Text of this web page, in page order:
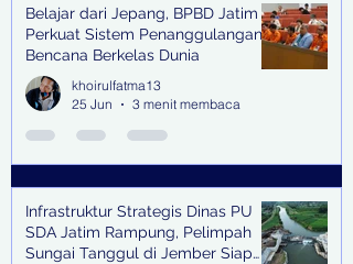
Belajar dari Jepang, BPBD Jatim
Perkuat Sistem Penanggulangan
Bencana Berkelas Dunia
khoirulfatma13
25 Jun
3 menit membaca
Infrastruktur Strategis Dinas PU
SDA Jatim Rampung, Pelimpah
Sungai Tanggul di Jember Siap